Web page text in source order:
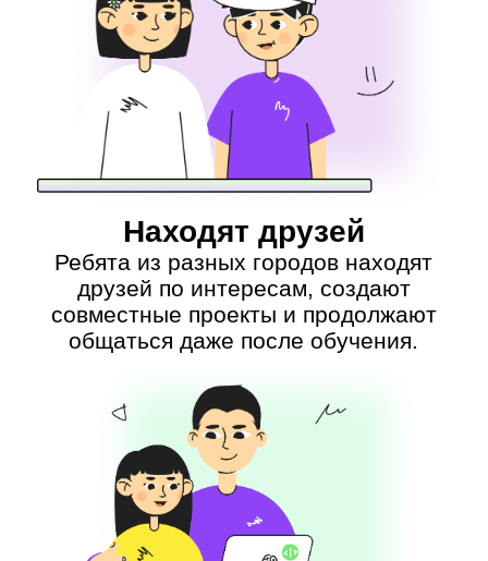
Учатся с комфортом
Ребёнок может пересмотреть урок, даже
если его пришлось пропустить: все
записи сохраняются. Если возникнут
вопросы, кураторы GeekSchool придут
на помощь.
Ребёнка обучают
IT-эксперты
с педагогическим
опытом